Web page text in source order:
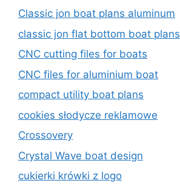
Classic jon boat plans aluminum
classic jon flat bottom boat plans
CNC cutting files for boats
CNC files for aluminium boat
compact utility boat plans
cookies słodycze reklamowe
Crossovery
Crystal Wave boat design
cukierki krówki z logo